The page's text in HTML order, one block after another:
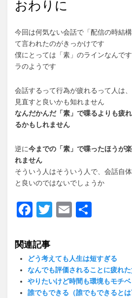
おわりに
今回は何気ない会話で「配信の時結
て言われたのがきっかけです
僕にとっては「素」のラインなんで
ラのようです
会話するって行為が疲れるって人は
見直すと良いかも知れません
なんだかんだ「素」で喋るよりも疲
るかもしれません
逆に今までの「素」で喋ったほうが
れません
そういう人はそういう人で、会話自
と良いのではないでしょうか
F
c
e
b
o
T
er
E
関連記事
どう考えても人生は短すぎる
なんでも評価されることに疲れ
やりたいけど時間も環境もモチ
誰でもできる（誰でもできるとは